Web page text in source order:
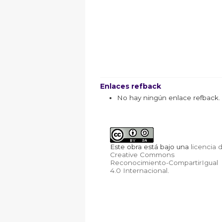
Enlaces refback
No hay ningún enlace refback.
Este obra está bajo una licencia
Creative Commons
Reconocimiento-CompartirIgual
4.0 Internacional